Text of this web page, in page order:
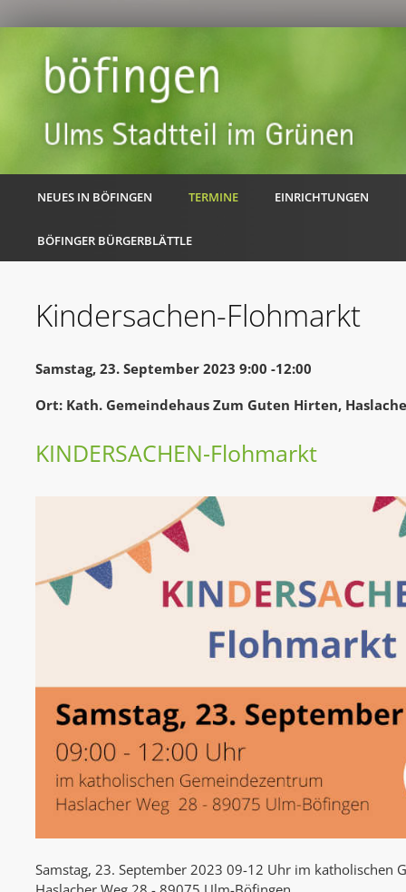
NEUES IN BÖFINGEN TERMINE EINRICHTUNGEN
BÖFINGER BÜRGERBLÄTTLE
Kindersachen-Flohmarkt
Samstag, 23. September 2023 9:00 -12:00
Ort: Kath. Gemeindehaus Zum Guten Hirten,
KINDERSACHEN-Flohmarkt
Samstag, 23. September 2023 09-12 Uhr im katholischen